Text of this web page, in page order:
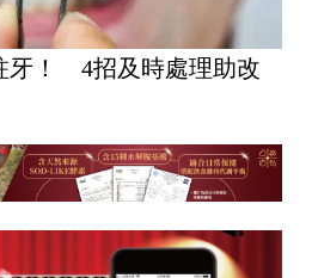
牙！ 4招及時處理助改